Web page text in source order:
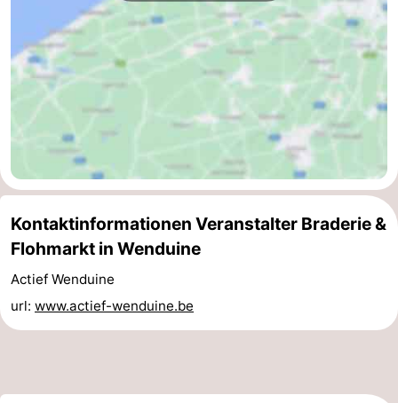
Het
Zwin
Knokke-
Heist
-
Blankenberge
Wenduine
De
Haan
-
Bredene
-
Ostende
Middelkerke
-
Kontaktinformationen Veranstalter Braderie &
Flohmarkt in Wenduine
Actief Wenduine
url: www.actief-wenduine.be